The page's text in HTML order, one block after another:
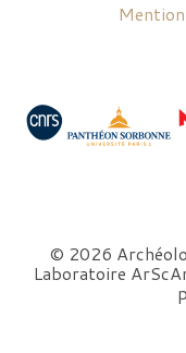
© 2026
Laboratoire